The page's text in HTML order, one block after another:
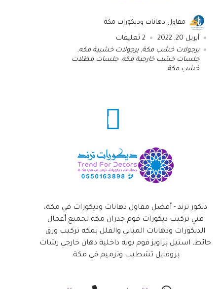
مقاول دهانات وديكورات مكة
أبريل 20, 2022 2 تعليقات
برجولات خشب مكة,برجولات خشبية مكه,
جلسات خشب خارجية مكه,جلسات مظلات
خشب مكة
ديكور ترند - أفضل مقاول دهانات وديكورات في مكة،
فني تركيب ديكورات فوم جدران مكة لجميع أعمال
الديكورات ودهانات المباني والفلل بمكه تركيب ورق
حائط، استيل براويز فوم بويه داخلية دهان خارجي رشات
بروفايل تشطيب وترميم في مكة.